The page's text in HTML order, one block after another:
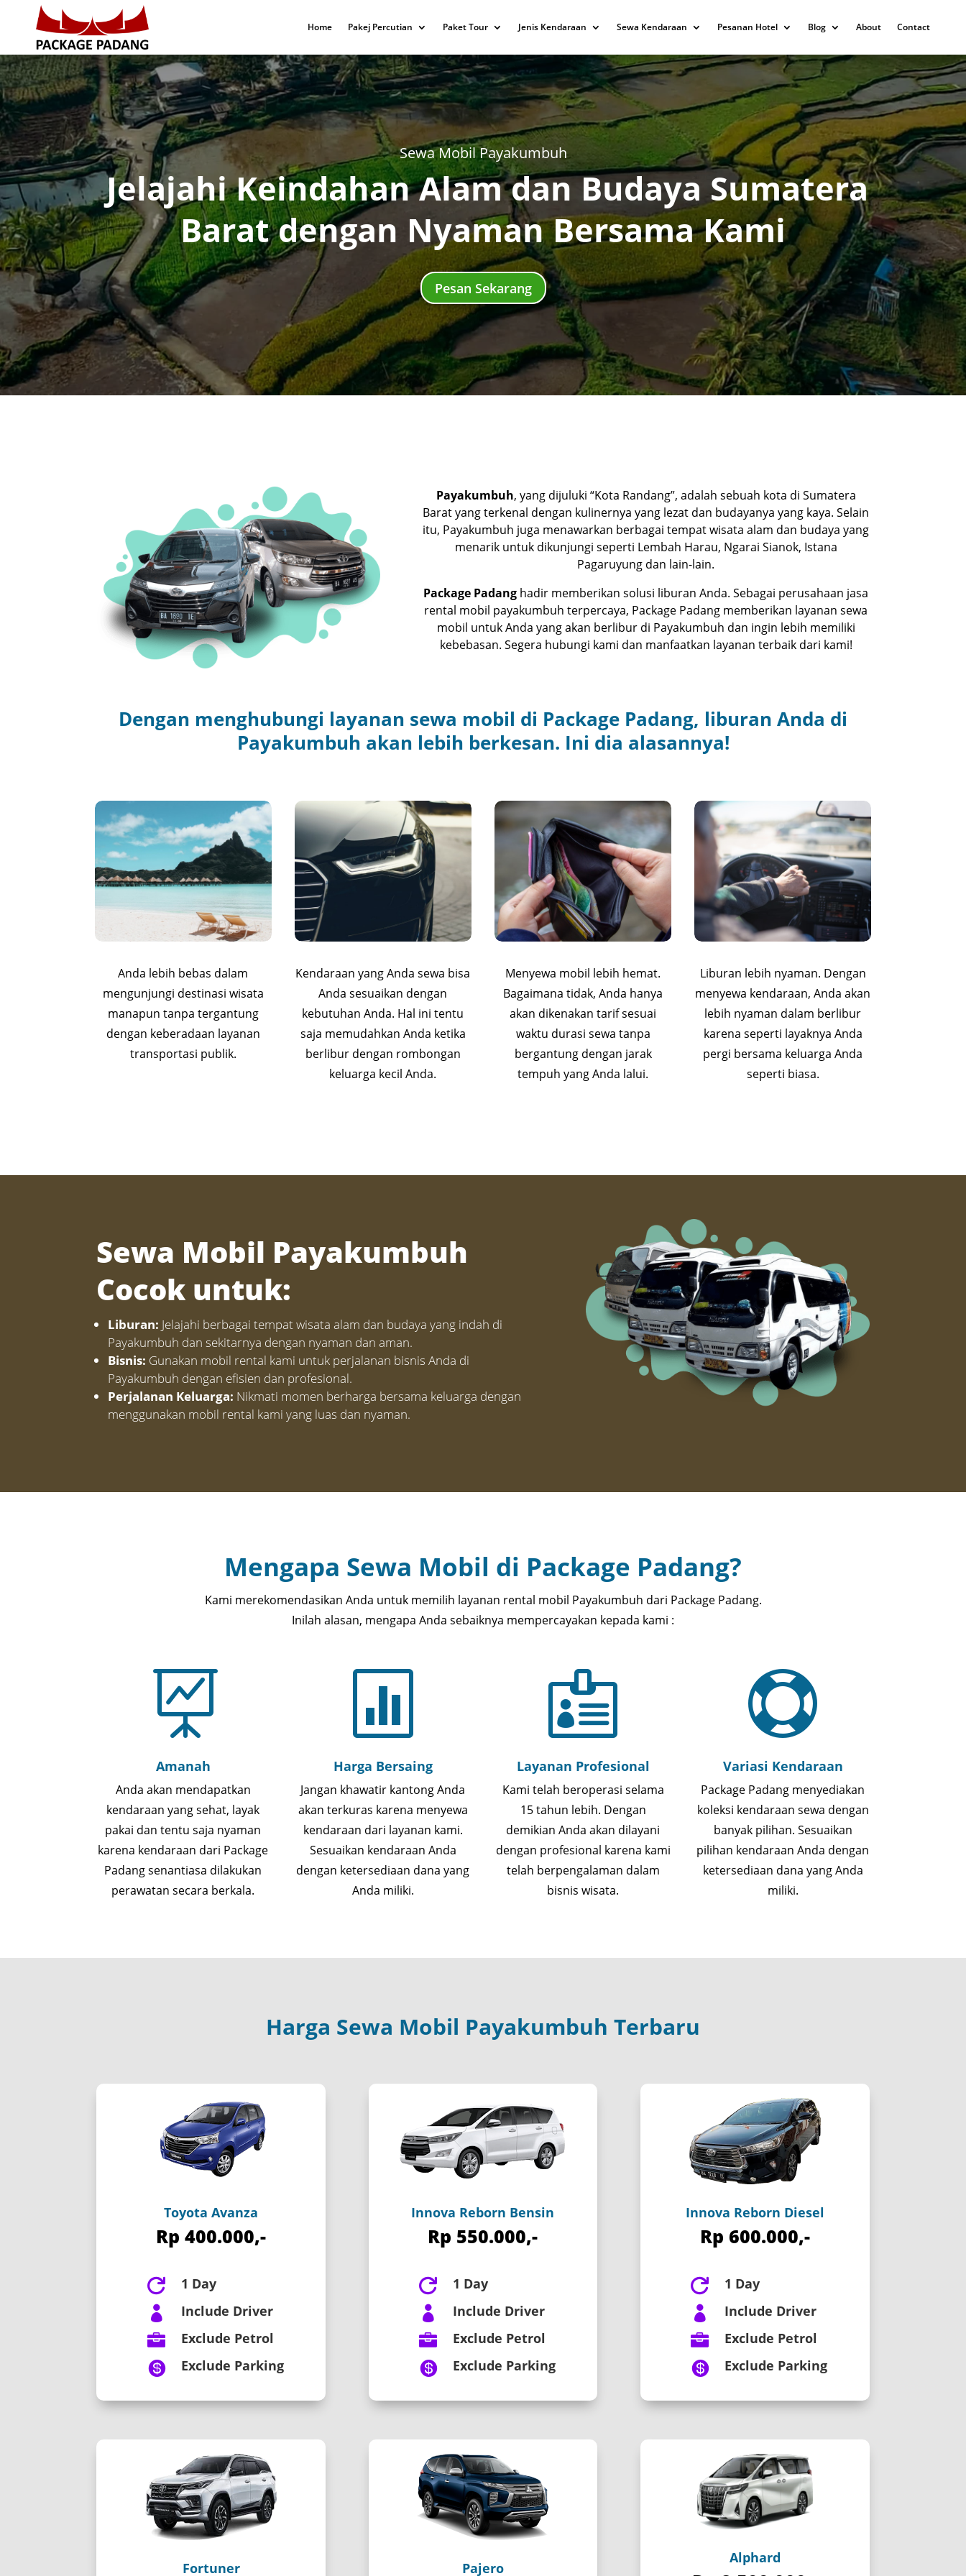
Home Pakej Percutian Paket Tour Jenis Kendaraan Sewa Kendaraan Pesanan Hotel Blog About Contact
Sewa Mobil Payakumbuh
Jelajahi Keindahan Alam dan Budaya Sumatera
Barat dengan Nyaman Bersama Kami
Pesan Sekarang
Payakumbuh, yang dijuluki “Kota Randang”, adalah sebuah kota di Sumatera
Barat yang terkenal dengan kulinernya yang lezat dan budayanya yang kaya. Selain
itu, Payakumbuh juga menawarkan berbagai tempat wisata alam dan budaya yang
menarik untuk dikunjungi seperti Lembah Harau, Ngarai Sianok, Istana
Pagaruyung dan lain-lain.
Package Padang hadir memberikan solusi liburan Anda. Sebagai perusahaan jasa
rental mobil payakumbuh terpercaya, Package Padang memberikan layanan sewa
mobil untuk Anda yang akan berlibur di Payakumbuh dan ingin lebih memiliki
kebebasan. Segera hubungi kami dan manfaatkan layanan terbaik dari kami!
Dengan menghubungi layanan sewa mobil di Package Padang, liburan Anda di
Payakumbuh akan lebih berkesan. Ini dia alasannya!
Anda lebih bebas dalam
mengunjungi destinasi wisata
manapun tanpa tergantung
dengan keberadaan layanan
transportasi publik.
Kendaraan yang Anda sewa bisa
Anda sesuaikan dengan
kebutuhan Anda. Hal ini tentu
saja memudahkan Anda ketika
berlibur dengan rombongan
keluarga kecil Anda.
Menyewa mobil lebih hemat.
Bagaimana tidak, Anda hanya
akan dikenakan tarif sesuai
waktu durasi sewa tanpa
bergantung dengan jarak
tempuh yang Anda lalui.
Liburan lebih nyaman. Dengan
menyewa kendaraan, Anda akan
lebih nyaman dalam berlibur
karena seperti layaknya Anda
pergi bersama keluarga Anda
seperti biasa.
Sewa Mobil Payakumbuh
Cocok untuk:
Liburan: Jelajahi berbagai tempat wisata alam dan budaya yang indah di
Payakumbuh dan sekitarnya dengan nyaman dan aman.
Bisnis: Gunakan mobil rental kami untuk perjalanan bisnis Anda di
Payakumbuh dengan efisien dan profesional.
Perjalanan Keluarga: Nikmati momen berharga bersama keluarga dengan
menggunakan mobil rental kami yang luas dan nyaman.
Mengapa Sewa Mobil di Package Padang?
Kami merekomendasikan Anda untuk memilih layanan rental mobil Payakumbuh dari Package Padang.
Inilah alasan, mengapa Anda sebaiknya mempercayakan kepada kami :

Amanah
Anda akan mendapatkan
kendaraan yang sehat, layak
pakai dan tentu saja nyaman
karena kendaraan dari Package
Padang senantiasa dilakukan
perawatan secara berkala.

Harga Bersaing
Jangan khawatir kantong Anda
akan terkuras karena menyewa
kendaraan dari layanan kami.
Sesuaikan kendaraan Anda
dengan ketersediaan dana yang
Anda miliki.

Layanan Profesional
Kami telah beroperasi selama
15 tahun lebih. Dengan
demikian Anda akan dilayani
dengan profesional karena kami
telah berpengalaman dalam
bisnis wisata.

Variasi Kendaraan
Package Padang menyediakan
koleksi kendaraan sewa dengan
banyak pilihan. Sesuaikan
pilihan kendaraan Anda dengan
ketersediaan dana yang Anda
miliki.
Harga Sewa Mobil Payakumbuh Terbaru
Toyota Avanza
Rp 400.000,-
 1 Day
 Include Driver
 Exclude Petrol
 Exclude Parking
Innova Reborn Bensin
Rp 550.000,-
 1 Day
 Include Driver
 Exclude Petrol
 Exclude Parking
Innova Reborn Diesel
Rp 600.000,-
 1 Day
 Include Driver
 Exclude Petrol
 Exclude Parking
Fortuner Pajero
Alphard